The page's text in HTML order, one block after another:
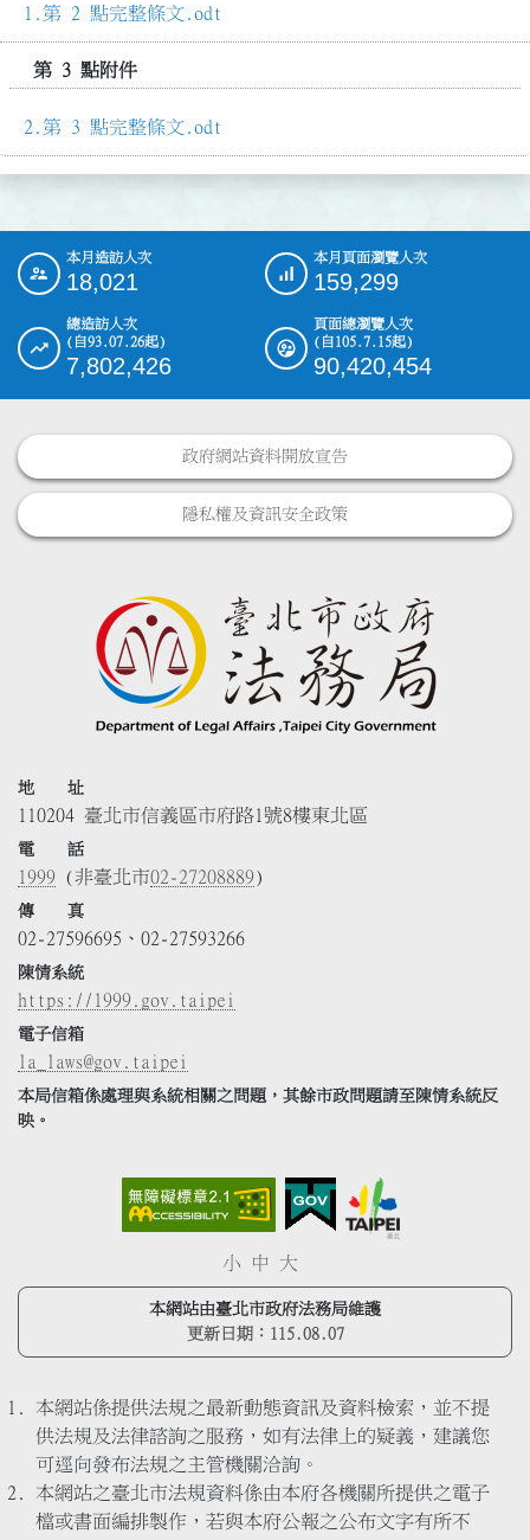
第 2 點完整條文.odt
第 3 點附件
第 3 點完整條文.odt
::: 本月造訪人次
18,021
本月頁面瀏覽人次
159,299
總造訪人次
(自93.07.26起)
7,802,426
頁面總瀏覽人次
(自105.7.15起)
90,420,454
政府網站資料開放宣告
隱私權及資訊安全政策
地 址
110204 臺北市信義區市府路1號8樓東北區
電 話
1999 (非臺北市02-27208889)
傳 真
02-27596695、02-27593266
陳情系統
https://1999.gov.taipei
電子信箱
la_laws@gov.taipei
本局信箱係處理與系統相關之問題，其餘市政問題請至陳情系統反
映。
小 中 大
本網站由臺北市政府法務局維護
更新日期： 115.08.07
本網站係提供法規之最新動態資訊及資料檢索，並不提
供法規及法律諮詢之服務，如有法律上的疑義，建議您
可逕向發布法規之主管機關洽詢。
本網站之臺北市法規資料係由本府各機關所提供之電子
檔或書面編排製作，若與本府公報之公布文字有所不